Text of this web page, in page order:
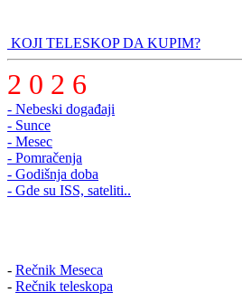
KOJI TELESKOP DA KUPIM?
2 0 2 6
- Nebeski događaji
- Sunce
- Mesec
- Pomračenja
- Godišnja doba
- Gde su ISS, sateliti..
- Rečnik Meseca
- Rečnik teleskopa